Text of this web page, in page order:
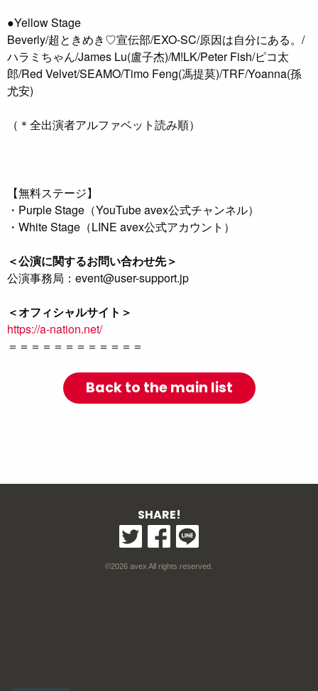
●Yellow Stage
Beverly/超ときめき♡宣伝部/EXO-SC/原因は自分にある。/
ハラミちゃん/James Lu(盧子杰)/M!LK/Peter Fish/ピコ太
郎/Red Velvet/SEAMO/Timo Feng(馮提莫)/TRF/Yoanna(孫
尤安)
（＊全出演者アルファベット読み順）
【無料ステージ】
・Purple Stage（YouTube avex公式チャンネル）
・White Stage（LINE avex公式アカウント）
＜公演に関するお問い合わせ先＞
公演事務局：event@user-support.jp
＜オフィシャルサイト＞
https://a-nation.net/
＝＝＝＝＝＝＝＝＝＝＝＝
Back to the main list
SHARE!
©2026 avex All rights reserved.